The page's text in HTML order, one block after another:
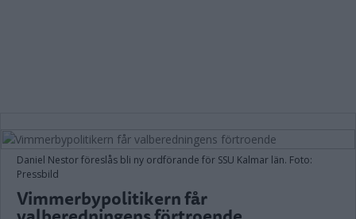
Daniel Nestor föreslås bli ny ordförande för SSU Kalmar län. Foto:
Pressbild
Vimmerbypolitikern får